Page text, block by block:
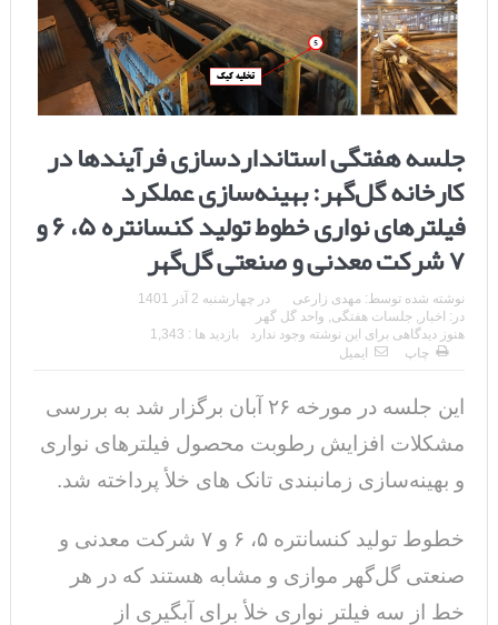
جلسه هفتگی استانداردسازی فرآیندها در
کارخانه گل‌گهر: بهینه‌سازی عملکرد
فیلترهای نواری خطوط تولید کنسانتره ۵، ۶ و
۷ شرکت معدنی و صنعتی گل‌گهر
نوشته شده توسط: مهدی زارعی در چهارشنبه 2 آذر 1401
در: اخبار , جلسات هفتگی, واحد گل گهر
هنوز دیدگاهی برای این نوشته وجود ندارد
بازدید ها : 1,343
چاپ
ایمیل
این جلسه در مورخه ۲۶ آبان برگزار شد به بررسی
مشکلات افزایش رطوبت محصول فیلترهای نواری
و بهینه‌سازی زمانبندی تانک های خلأ پرداخته شد.
خطوط تولید کنسانتره ۵، ۶ و ۷ شرکت معدنی و
صنعتی گل‌گهر موازی و مشابه هستند که در هر
خط از سه فیلتر نواری خلأ برای آبگیری از